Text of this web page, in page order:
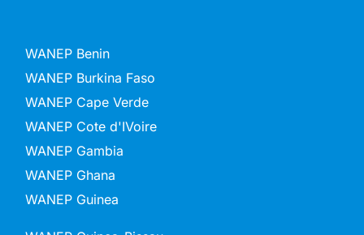
WANEP Benin
WANEP Burkina Faso
WANEP Cape Verde
WANEP Cote d'IVoire
WANEP Gambia
WANEP Ghana
WANEP Guinea